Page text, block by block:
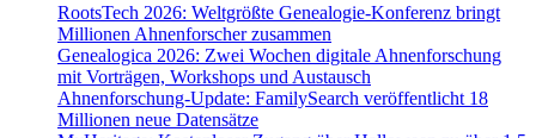
RootsTech 2026: Weltgrößte Genealogie-Konferenz bringt
Millionen Ahnenforscher zusammen
Genealogica 2026: Zwei Wochen digitale Ahnenforschung
mit Vorträgen, Workshops und Austausch
Ahnenforschung-Update: FamilySearch veröffentlicht 18
Millionen neue Datensätze